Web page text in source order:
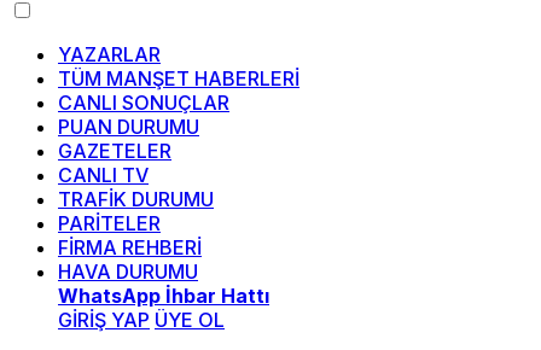
YAZARLAR
TÜM MANŞET HABERLERİ
CANLI SONUÇLAR
PUAN DURUMU
GAZETELER
CANLI TV
TRAFİK DURUMU
PARİTELER
FİRMA REHBERİ
HAVA DURUMU
WhatsApp İhbar Hattı
GİRİŞ YAP ÜYE OL